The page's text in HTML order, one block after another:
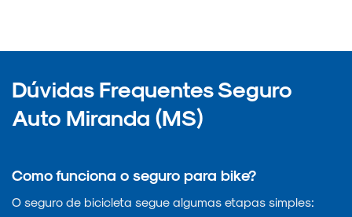
Dúvidas Frequentes Seguro
Auto Miranda (MS)
Como funciona o seguro para bike?
O seguro de bicicleta segue algumas etapas simples: